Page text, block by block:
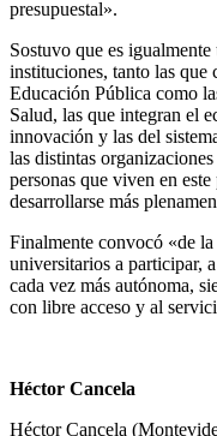
presupuestal».
Sostuvo que es
instituciones, tanto las que
Educación Pública como
Salud, las que integran el
innovación y las del
las distintas
personas que viven en
desarrollarse más
Finalmente convocó «de
universitarios a participar,
cada vez más autónoma,
con libre acceso y al
Héctor Cancela
Héctor Cancela